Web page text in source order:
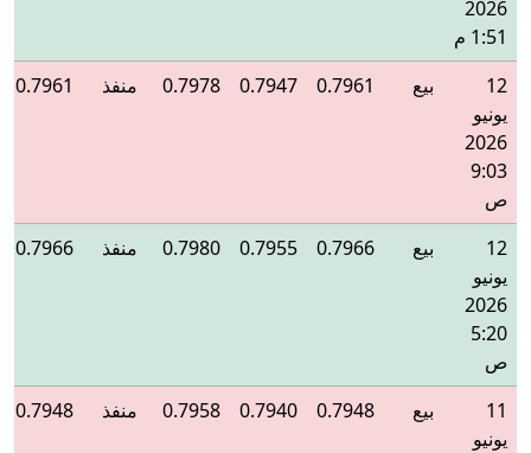
2026
1:51 م
12
يونيو
2026
9:03
ص
بيع 0.7961
0.7947
0.7978 منفذ 0.7961
12
يونيو
2026
5:20
ص
بيع 0.7966
0.7955
0.7980 منفذ 0.7966
11
يونيو
بيع 0.7948
0.7940
0.7958 منفذ 0.7948